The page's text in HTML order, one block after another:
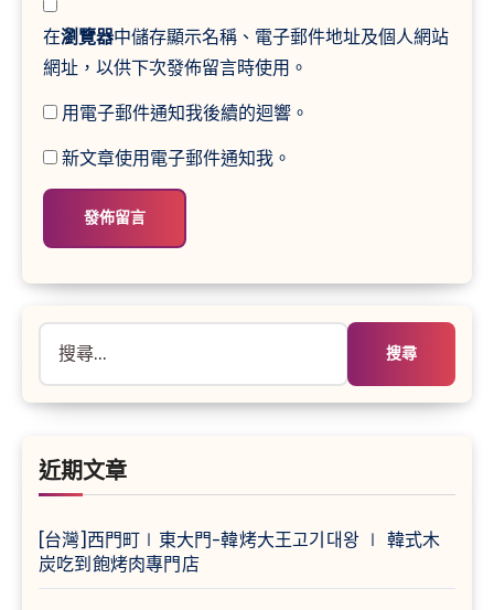
在瀏覽器中儲存顯示名稱、電子郵件地址及個人網站
網址，以供下次發佈留言時使用。
用電子郵件通知我後續的迴響。
新文章使用電子郵件通知我。
字:
近期文章
[台灣]西門町∣東大門-韓烤大王고기대왕 ∣ 韓式木
炭吃到飽烤肉專門店